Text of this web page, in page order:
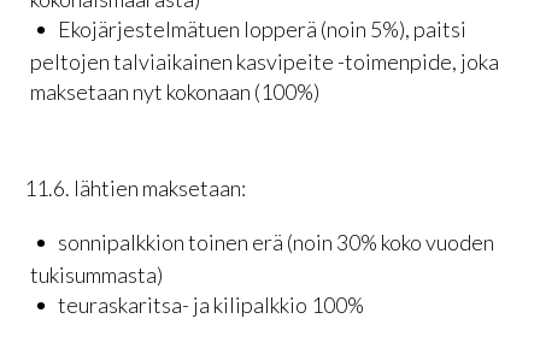
Ekojärjestelmätuen lopperä (noin 5%), paitsi
peltojen talviaikainen kasvipeite -toimenpide, joka
maksetaan nyt kokonaan (100%)
11.6. lähtien maksetaan:
sonnipalkkion toinen erä (noin 30% koko vuoden
tukisummasta)
teuraskaritsa- ja kilipalkkio 100%